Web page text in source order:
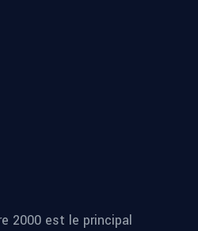
2000 est le principal